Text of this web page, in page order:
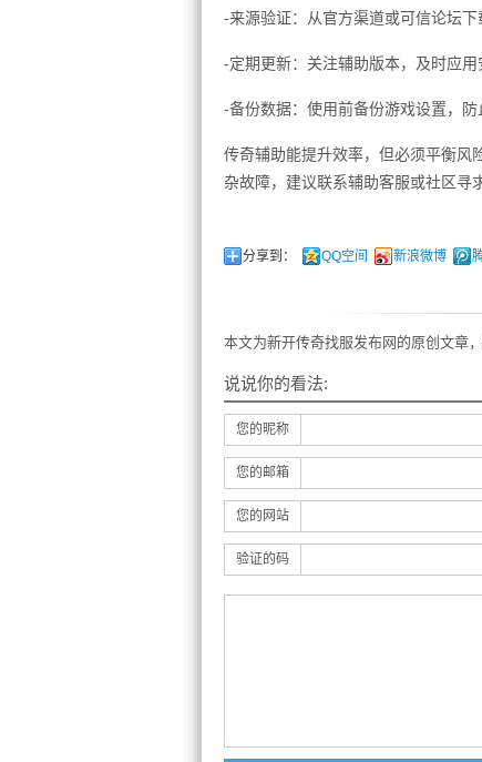
-来源验证：从官方渠道或可信论坛
-定期更新：关注辅助版本，及时应
-备份数据：使用前备份游戏设置，
传奇辅助能提升效率，但必须平衡风
杂故障，建议联系辅助客服或社区寻
分享到： QQ空间 新浪微博
本文为新开传奇找服发布网的原创文章
说说你的看法:
您的昵称
您的邮箱
您的网站
验证的码